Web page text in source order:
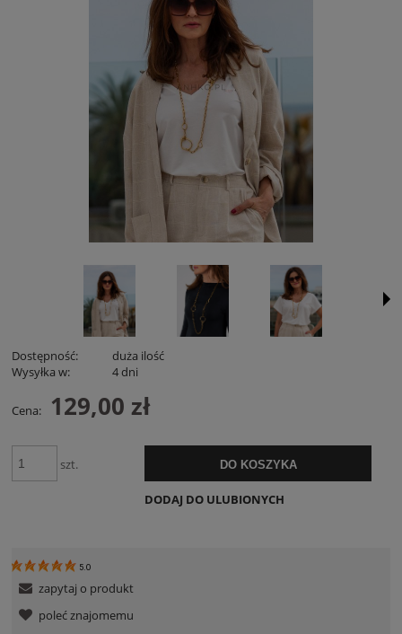
Dostępność:
duża ilość
Wysyłka w:
4 dni
Cena: 129,00 zł
szt. DO KOSZYKA
DODAJ DO ULUBIONYCH
5.0
zapytaj o produkt
poleć znajomemu